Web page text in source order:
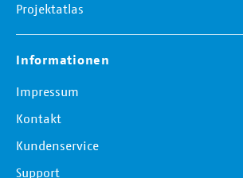
Projektatlas
Informationen
Impressum
Kontakt
Kundenservice
Support